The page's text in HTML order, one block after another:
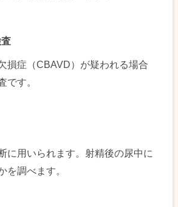
損症（CBAVD）が疑われる場合
です。
に用いられます。射精後の尿中に
を調べます。